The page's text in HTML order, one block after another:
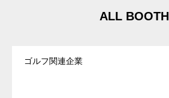
ALL BOOTH
ゴルフ関連企業